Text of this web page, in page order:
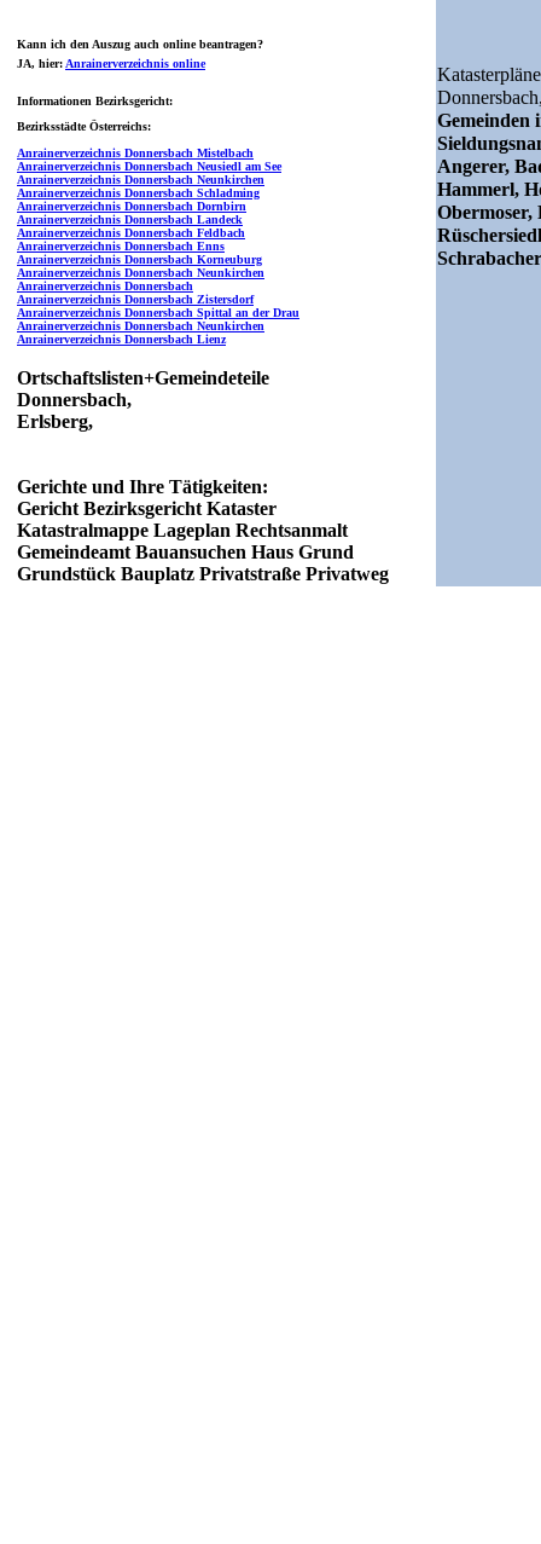
Kann ich den Auszug auch online beantragen?
JA, hier: Anrainerverzeichnis online
Informationen Bezirksgericht:
Bezirksstädte Österreichs:
Anrainerverzeichnis Donnersbach Mistelbach
Anrainerverzeichnis Donnersbach Neusiedl am See
Anrainerverzeichnis Donnersbach Neunkirchen
Anrainerverzeichnis Donnersbach Schladming
Anrainerverzeichnis Donnersbach Dornbirn
Anrainerverzeichnis Donnersbach Landeck
Anrainerverzeichnis Donnersbach Feldbach
Anrainerverzeichnis Donnersbach Enns
Anrainerverzeichnis Donnersbach Korneuburg
Anrainerverzeichnis Donnersbach Neunkirchen
Anrainerverzeichnis Donnersbach
Anrainerverzeichnis Donnersbach Zistersdorf
Anrainerverzeichnis Donnersbach Spittal an der Drau
Anrainerverzeichnis Donnersbach Neunkirchen
Anrainerverzeichnis Donnersbach Lienz
Ortschaftslisten+Gemeindeteile
Donnersbach,
Erlsberg,
Gerichte und Ihre Tätigkeiten:
Gericht Bezirksgericht Kataster
Katastralmappe Lageplan Rechtsanmalt
Gemeindeamt Bauansuchen Haus Grund
Grundstück Bauplatz Privatstraße Privatweg
Gemeinden
Angerer,
Hammerl,